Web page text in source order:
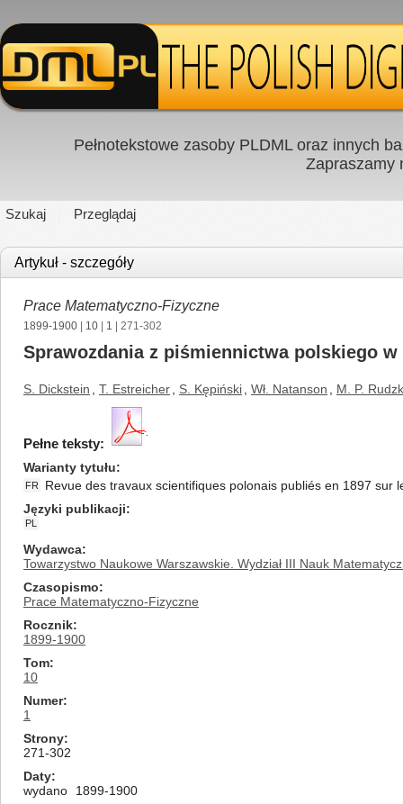
Pełnotekstowe zasoby PLDML oraz innych
Zapraszamy
Szukaj Przeglądaj
Artykuł - szczegóły
Prace Matematyczno-Fizyczne
1899-1900 10 1 | 271-302
Sprawozdania z piśmiennictwa polskiego
S. Dickstein T. Estreicher S. Kępiński Wł. Natanson M. P.
Pełne teksty:
Warianty tytułu
FR
Revue des travaux scientifiques polonais publiés en 1897 sur
Języki publikacji
PL
Wydawca
Towarzystwo Naukowe Warszawskie. Wydział III Nauk
Czasopismo
Prace Matematyczno-Fizyczne
Rocznik
1899-1900
Tom
10
Numer
1
Strony
271-302
Daty
wydano
1899-1900